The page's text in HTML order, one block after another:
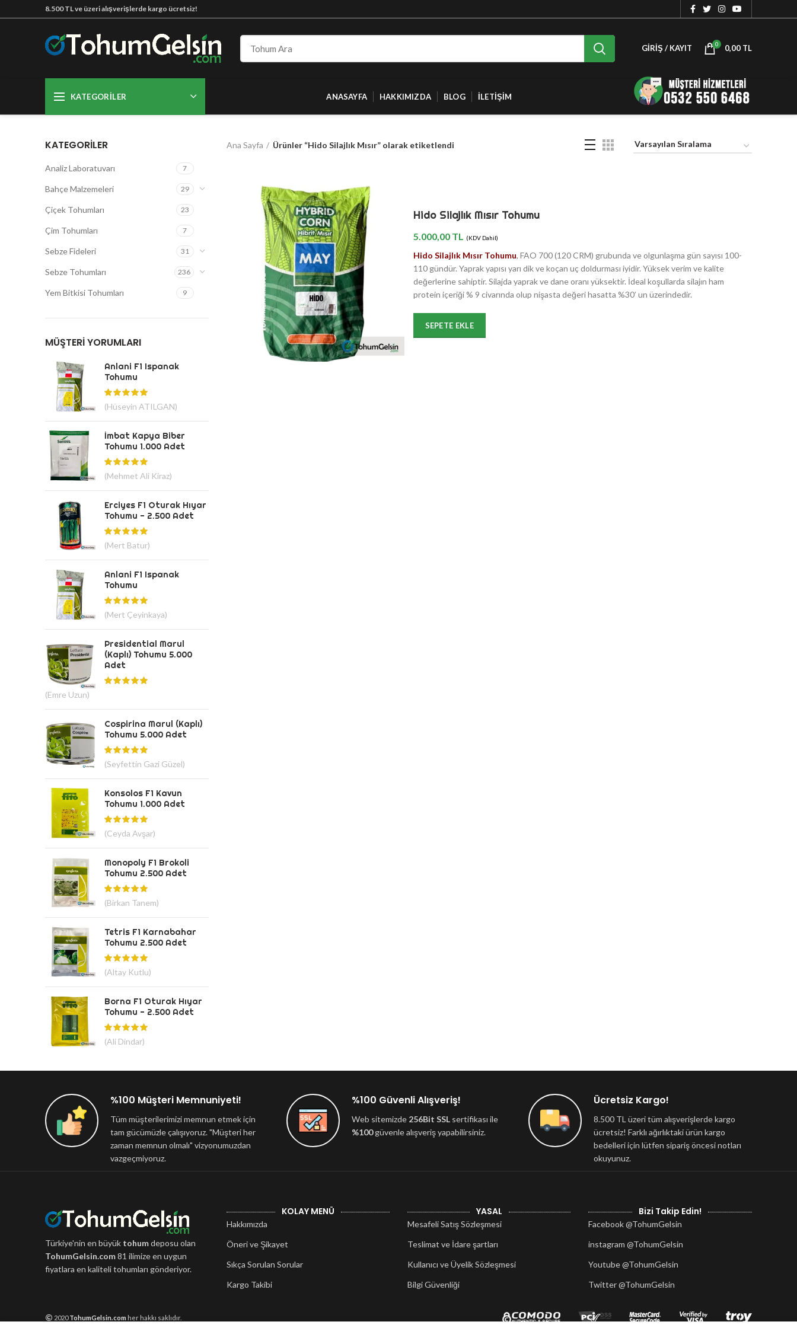
8.500 TL ve üzeri alışverişlerde kargo ücretsiz!
GIRIŞ / KAYIT 0 0,00 TL
KATEGORILER ANASAYFA HAKKIMIZDA BLOG İLETIŞIM
KATEGORILER
Analiz Laboratuvarı 7
Bahçe Malzemeleri 29
Çiçek Tohumları 23
Çim Tohumları 7
Sebze Fideleri 31
Sebze Tohumları 236
Yem Bitkisi Tohumları 9
MÜŞTERI YORUMLARI
Anlani F1 Ispanak
Tohumu
(Hüseyin ATILGAN)
İmbat Kapya Biber
Tohumu 1.000 Adet
(Mehmet Ali Kiraz)
Erciyes F1 Oturak Hıyar
Tohumu - 2.500 Adet
(Mert Batur)
Anlani F1 Ispanak
Tohumu
(Mert Çeyinkaya)
Presidential Marul
(Kaplı) Tohumu 5.000
Adet
(Emre Uzun)
Cospirina Marul (Kaplı)
Tohumu 5.000 Adet
(Seyfettin Gazi Güzel)
Konsolos F1 Kavun
Tohumu 1.000 Adet
(Ceyda Avşar)
Monopoly F1 Brokoli
Tohumu 2.500 Adet
(Birkan Tanem)
Tetris F1 Karnabahar
Tohumu 2.500 Adet
(Altay Kutlu)
Borna F1 Oturak Hıyar
Tohumu - 2.500 Adet
(Ali Dindar)
Ana Sayfa Ürünler “Hido Silajlık Mısır” olarak etiketlendi
Hido Silajlık Mısır Tohumu
5.000,00TL (KDV Dahil)
Hido Silajlık Mısır Tohumu, FAO 700 (120 CRM) grubunda ve olgunlaşma gün sayısı 100-
110 gündür. Yaprak yapısı yarı dik ve koçan uç doldurması iyidir. Yüksek verim ve kalite
değerlerine sahiptir. Silajda yaprak ve dane oranı yüksektir. İdeal koşullarda silajın ham
protein içeriği % 9 civarında olup nişasta değeri hasatta %30’ un üzerindedir.
SEPETE EKLE
%100 Müşteri Memnuniyeti!
Tüm müşterilerimizi memnun etmek için
tam gücümüzle çalışıyoruz. "Müşteri her
zaman memnun olmalı" vizyonumuzdan
vazgeçmiyoruz.
%100 Güvenli Alışveriş!
Web sitemizde 256Bit SSL sertifikası ile
%100güvenle alışveriş yapabilirsiniz.
Ücretsiz Kargo!
8.500 TL üzeri tüm alışverişlerde kargo
ücretsiz! Farklı ağırlıktaki ürün kargo
bedelleri için lütfen sipariş öncesi notları
okuyunuz.
Türkiye'nin en büyük tohumdeposu olan
TohumGelsin.com81 ilimize en uygun
fiyatlara en kaliteli tohumları gönderiyor.
KOLAY MENÜ
Hakkımızda
Öneri ve Şikayet
Sıkça Sorulan Sorular
Kargo Takibi
YASAL
Mesafeli Satış Sözleşmesi
Teslimat ve İdare şartları
Kullanıcı ve Üyelik Sözleşmesi
Bilgi Güvenliği
Bizi Takip Edin!
Facebook @TohumGelsin
instagram @TohumGelsin
Youtube @TohumGelsin
Twitter @TohumGelsin
2020TohumGelsin.com her hakkı saklıdır.